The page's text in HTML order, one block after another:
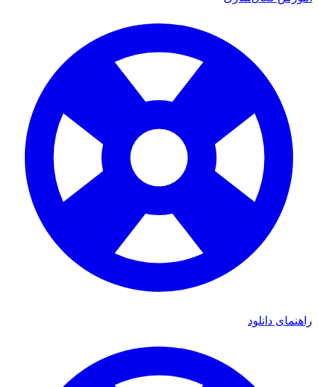
راهنمای دانلود